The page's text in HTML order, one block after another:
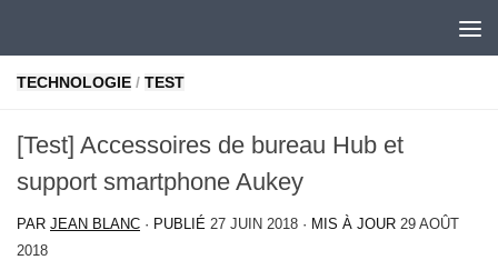
TECHNOLOGIE / TEST
[Test] Accessoires de bureau Hub et
support smartphone Aukey
PAR JEAN BLANC · PUBLIÉ 27 JUIN 2018 · MIS À JOUR 29 AOÛT
2018